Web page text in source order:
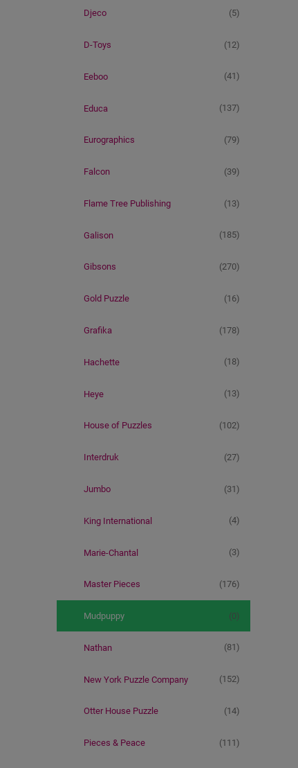
Djeco (5)
D-Toys (12)
Eeboo (41)
Educa (137)
Eurographics (79)
Falcon (39)
Flame Tree Publishing (13)
Galison (185)
Gibsons (270)
Gold Puzzle (16)
Grafika (178)
Hachette (18)
Heye (13)
House of Puzzles (102)
Interdruk (27)
Jumbo (31)
King International (4)
Marie-Chantal (3)
Master Pieces (176)
Mudpuppy (0)
Nathan (81)
New York Puzzle Company (152)
Otter House Puzzle (14)
Pieces & Peace (111)